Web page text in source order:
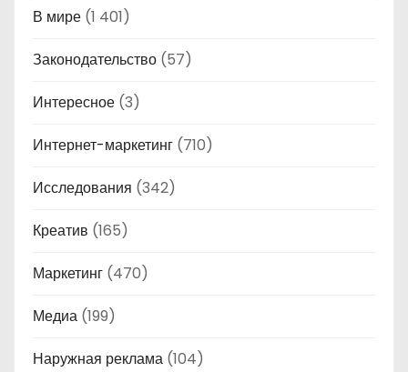
В мире (1 401)
Законодательство (57)
Интересное (3)
Интернет-маркетинг (710)
Исследования (342)
Креатив (165)
Маркетинг (470)
Медиа (199)
Наружная реклама (104)